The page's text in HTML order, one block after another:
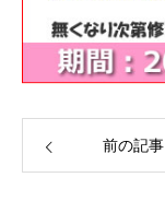
前の記事